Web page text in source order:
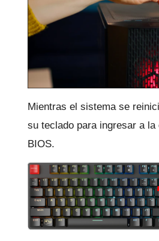
Mientras el sistema se
su teclado para ingresar a la
BIOS.